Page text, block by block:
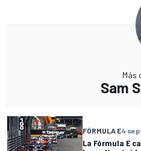
Más
Sam
FÓRMULA E4
La Fórmula E